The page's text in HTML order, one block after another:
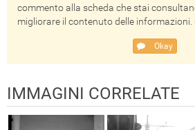
commento alla scheda che stai
migliorare il contenuto delle informazioni.
Okay
IMMAGINI CORRELATE